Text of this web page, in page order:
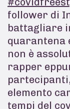
follower di
battagliare
quarantena
non è
rapper
elemento
tempi del